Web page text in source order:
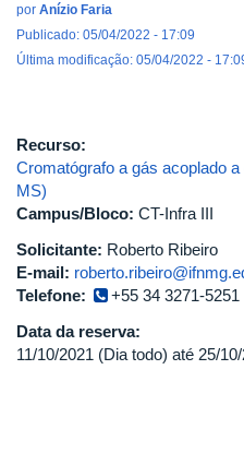
por Anízio Faria
Publicado: 05/04/2022 - 17:09
Última modificação: 05/04/2022 -
Recurso:
Cromatógrafo a gás acoplado
MS)
Campus/Bloco: CT-Infra III
Solicitante: Roberto Ribeiro
E-mail:
Telefone:
+55 34 3271-5251
Data da reserva:
11/10/2021 (Dia todo) até 25/